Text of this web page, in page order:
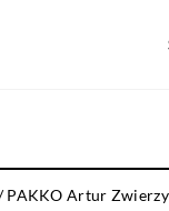
PAKKO Artur